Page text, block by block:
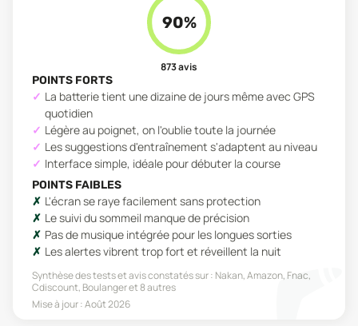
90%
873avis
POINTS FORTS
La batterie tient une dizaine de jours même avec GPS
quotidien
Légère au poignet, on l'oublie toute la journée
Les suggestions d'entraînement s'adaptent au niveau
Interface simple, idéale pour débuter la course
POINTS FAIBLES
L'écran se raye facilement sans protection
Le suivi du sommeil manque de précision
Pas de musique intégrée pour les longues sorties
Les alertes vibrent trop fort et réveillent la nuit
Synthèse des tests et avis constatés sur : Nakan, Amazon, Fnac,
Cdiscount, Boulangeret 8 autres
Mise à jour :Août 2026